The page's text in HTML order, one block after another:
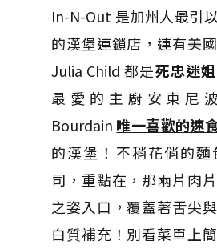
In-N-Out 是加州人最引
的漢堡連鎖店，連有美
Julia Child 都是死忠迷姐
最愛的主廚安東尼
Bourdain 唯一喜歡的速
的漢堡！不稍花俏的麵
司，重點在，那兩片肉
之姿入口，覆蓋著舌尖
白質補充！ 別看菜單上